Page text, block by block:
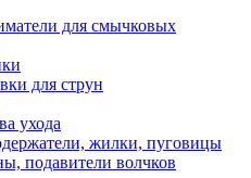
для смычковых
для струн
ухода
жилки, пуговицы
подавители волчков